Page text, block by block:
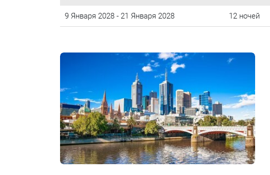
9 Января 2028 - 21 Января 2028 12 ночей